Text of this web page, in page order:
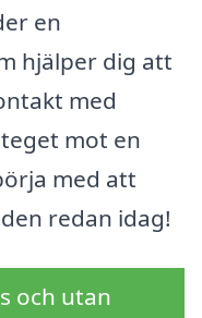
en
hjälper dig att
med
mot en
med att
redan idag!
och utan